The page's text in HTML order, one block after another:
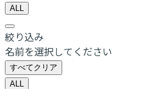
ALL
絞り込み
名前を選択してください
すべてクリア
ALL